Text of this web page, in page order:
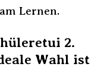
Lernen.
2.
Wahl ist